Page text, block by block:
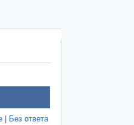
Без ответа